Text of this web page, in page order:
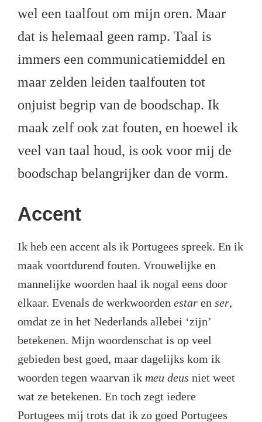
wel een taalfout om mijn oren. Maar
dat is helemaal geen ramp. Taal is
immers een communicatiemiddel en
maar zelden leiden taalfouten tot
onjuist begrip van de boodschap. Ik
maak zelf ook zat fouten, en hoewel ik
veel van taal houd, is ook voor mij de
boodschap belangrijker dan de vorm.
Accent
Ik heb een accent als ik Portugees spreek. En ik
maak voortdurend fouten. Vrouwelijke en
mannelijke woorden haal ik nogal eens door
elkaar. Evenals de werkwoorden estar en ser,
omdat ze in het Nederlands allebei ‘zijn’
betekenen. Mijn woordenschat is op veel
gebieden best goed, maar dagelijks kom ik
woorden tegen waarvan ik meu deus niet weet
wat ze betekenen. En toch zegt iedere
Portugees mij trots dat ik zo goed Portugees